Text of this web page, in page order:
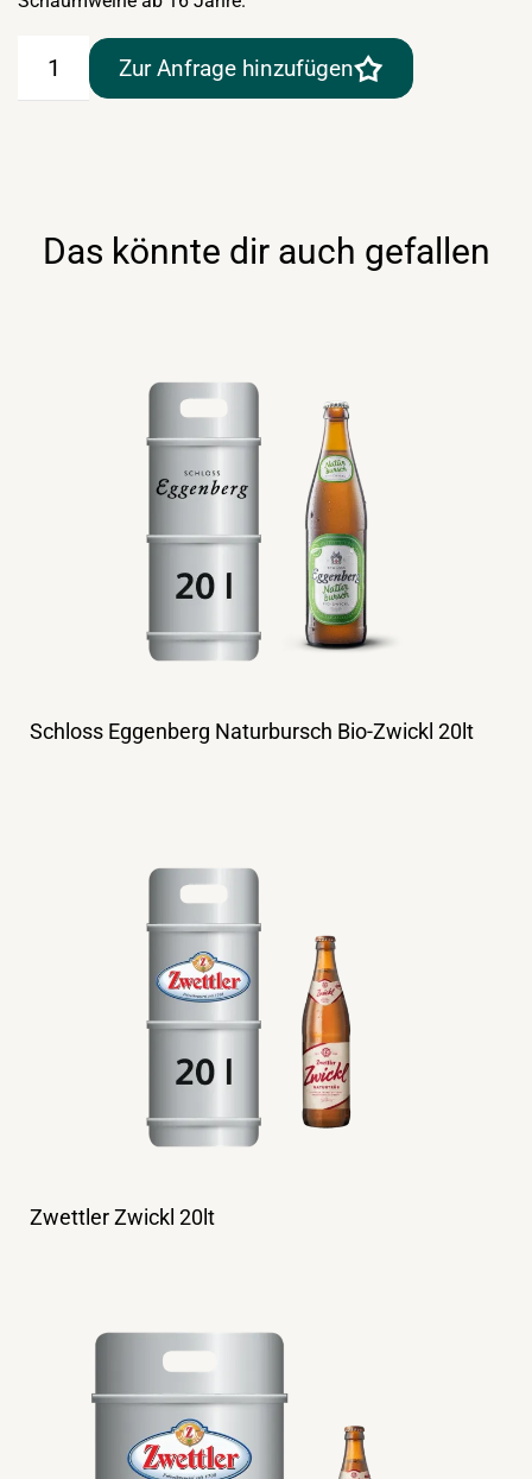
Puntigamer
Das
Zur Anfrage hinzufügen
Das könnte dir auch gefallen
Schloss Eggenberg Naturbursch Bio-Zwickl 20lt
Zwettler Zwickl 20lt